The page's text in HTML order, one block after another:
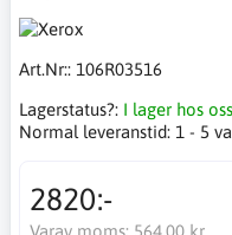
Art.Nr:: 106R03516
Lagerstatus?: I lager hos
Normal leveranstid: 1 - 5
2820:-
Varav moms: 564,00 kr